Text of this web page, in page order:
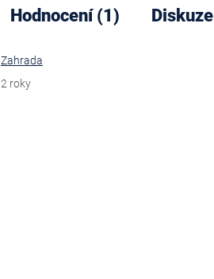
Hodnocení (1) Diskuze
Zahrada
2 roky